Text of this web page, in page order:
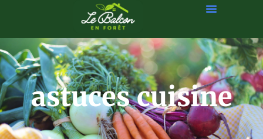
astuces cuisine